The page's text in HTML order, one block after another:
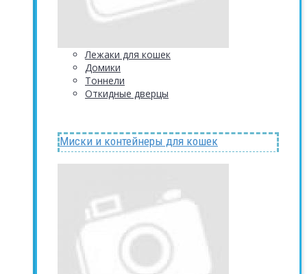
Лежаки для кошек
Домики
Тоннели
Откидные дверцы
Миски и контейнеры для кошек